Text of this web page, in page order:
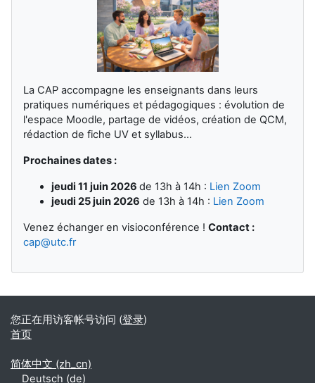
La CAP accompagne les enseignants dans leurs
pratiques numériques et pédagogiques : évolution de
l'espace Moodle, partage de vidéos, création de QCM,
rédaction de fiche UV et syllabus...
Prochaines dates :
jeudi 11 juin 2026 de 13h à 14h : Lien Zoom
jeudi 25 juin 2026 de 13h à 14h : Lien Zoom
Venez échanger en visioconférence ! Contact :
cap@utc.fr
您正在用访客帐号访问 (登录)
首页
简体中文 ‎(zh_cn)‎
Deutsch ‎(de)‎